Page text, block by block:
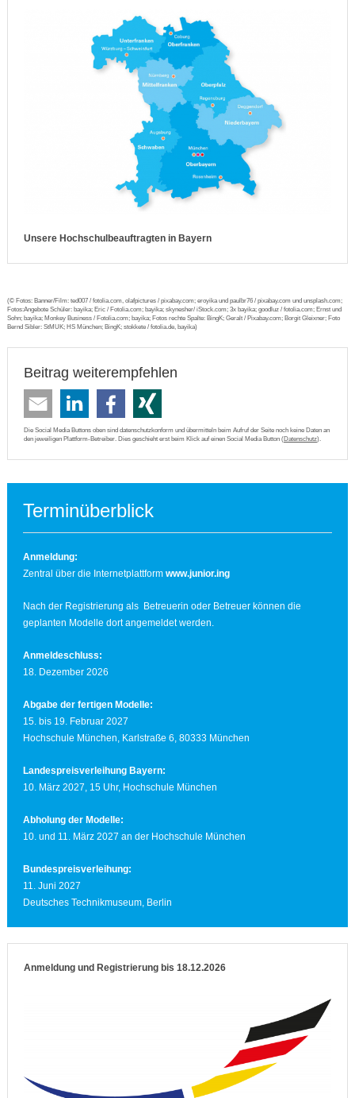
Unsere Hochschulbeauftragten in Bayern
(© Fotos: Banner/Film: ted007 / fotolia.com, olafpictures / pixabay.com; eroyika und paulbr76 / pixabay.com und unsplash.com;
Fotos:Angebote Schüler: bayika; Eric / Fotolia.com; bayika; skynesher/ iStock.com; 3x bayika; goodluz / fotolia.com; Ernst und
Sohn; bayika; Monkey Business / Fotolia.com; bayika; Fotos rechte Spalte: BingK; Geralt / Pixabay.com; Borgit Gleixner; Foto
Bernd Sibler: StMUK; HS München; BingK; stokkete / fotolia.de, bayika)
Beitrag weiterempfehlen
Die Social Media Buttons oben sind datenschutzkonform und übermitteln beim Aufruf der Seite noch keine Daten an
den jeweiligen Plattform-Betreiber. Dies geschieht erst beim Klick auf einen Social Media Button (Datenschutz).
Terminüberblick
Anmeldung:
Zentral über die Internetplattform www.junior.ing
Nach der Registrierung als Betreuerin oder Betreuer können die
geplanten Modelle dort angemeldet werden.
Anmeldeschluss:
18. Dezember 2026
Abgabe der fertigen Modelle:
15. bis 19. Februar 2027
Hochschule München, Karlstraße 6, 80333 München
Landespreisverleihung Bayern:
10. März 2027, 15 Uhr, Hochschule München
Abholung der Modelle:
10. und 11. März 2027 an der Hochschule München
Bundespreisverleihung:
11. Juni 2027
Deutsches Technikmuseum, Berlin
Anmeldung und Registrierung bis 18.12.2026